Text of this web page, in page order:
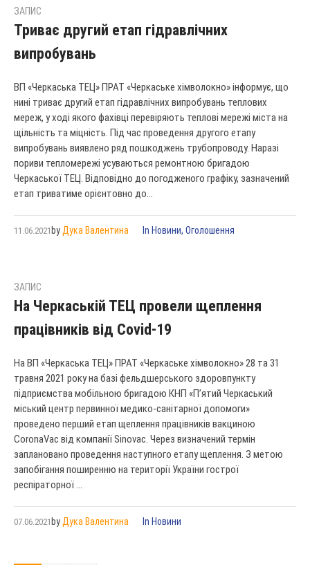
ЗАПИС
Триває другий етап гідравлічних
випробувань
ВП «Черкаська ТЕЦ» ПРАТ «Черкаське хімволокно» інформує, що
нині триває другий етап гідравлічних випробувань теплових
мереж, у ході якого фахівці перевіряють теплові мережі міста на
щільність та міцність. Під час проведення другого етапу
випробувань виявлено ряд пошкоджень трубопроводу. Наразі
пориви тепломережі усуваються ремонтною бригадою
Черкаської ТЕЦ. Відповідно до погодженого графіку, зазначений
етап триватиме орієнтовно до...
11.06.2021 by Дука Валентина In Новини, Оголошення
ЗАПИС
На Черкаській ТЕЦ провели щеплення
працівників від Covid-19
На ВП «Черкаська ТЕЦ» ПРАТ «Черкаське хімволокно» 28 та 31
травня 2021 року на базі фельдшерського здоровпункту
підприємства мобільною бригадою КНП «П’ятий Черкаський
міський центр первинної медико-санітарної допомоги»
проведено перший етап щеплення працівників вакциною
CoronaVac від компанії Sinovac. Через визначений термін
заплановано проведення наступного етапу щеплення. З метою
запобігання поширенню на території України гострої
респіраторної ...
07.06.2021 by Дука Валентина In Новини